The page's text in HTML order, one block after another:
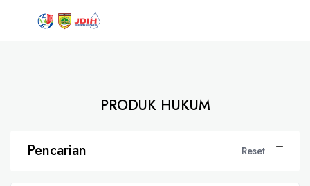
PRODUK HUKUM
Pencarian Reset